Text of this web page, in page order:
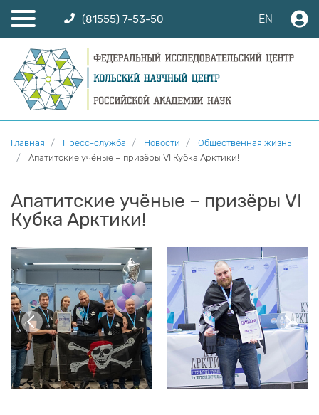
(81555) 7-53-50 EN
Главная Пресс-служба Новости
Общественная жизнь
Апатитские учёные – призёры VI Кубка Арктики!
Апатитские учёные – призёры VI
Кубка Арктики!